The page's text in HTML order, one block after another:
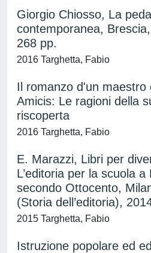
Giorgio Chiosso, La
contemporanea,
268 pp.
2016 Targhetta, Fabio
Il romanzo d'un maestro
Amicis: Le ragioni della
riscoperta
2016 Targhetta, Fabio
E. Marazzi, Libri per
L’editoria per la scuola a
secondo Ottocento,
(Storia dell’editoria),
2015 Targhetta, Fabio
Istruzione popolare ed